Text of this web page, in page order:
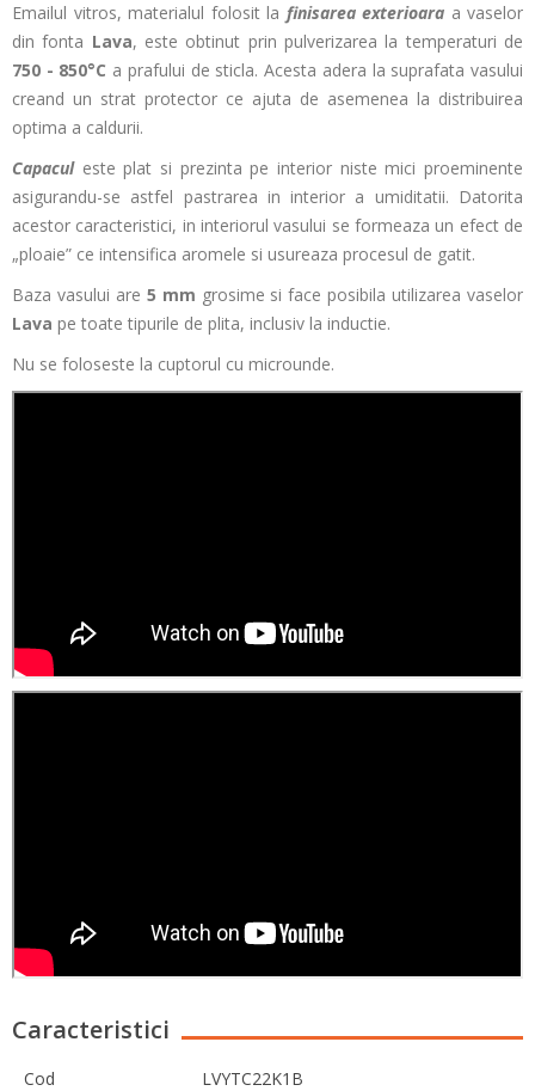
Emailul vitros, materialul folosit la finisarea exterioara a vaselor
din fonta Lava, este obtinut prin pulverizarea la temperaturi de
750 - 850°C a prafului de sticla. Acesta adera la suprafata vasului
creand un strat protector ce ajuta de asemenea la distribuirea
optima a caldurii.
Capaculeste plat si prezinta pe interior niste mici proeminente
asigurandu-se astfel pastrarea in interior a umiditatii. Datorita
acestor caracteristici, in interiorul vasului se formeaza un efect de
„ploaie” ce intensifica aromele si usureaza procesul de gatit.
Baza vasului are 5 mm grosime si face posibila utilizarea vaselor
Lava pe toate tipurile de plita, inclusiv la inductie.
Nu se foloseste la cuptorul cu microunde.
Caracteristici
Cod LVYTC22K1B